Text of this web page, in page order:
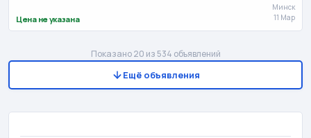
Цена не указана
Минск
11 Мар
Показано 20 из 534 объявлений
Ещё объявления